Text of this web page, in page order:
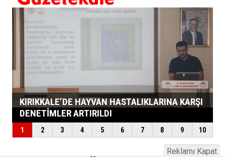
Reklamı Kapat